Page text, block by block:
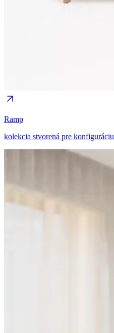
Ramp
kolekcia stvorená pre konfiguráciu